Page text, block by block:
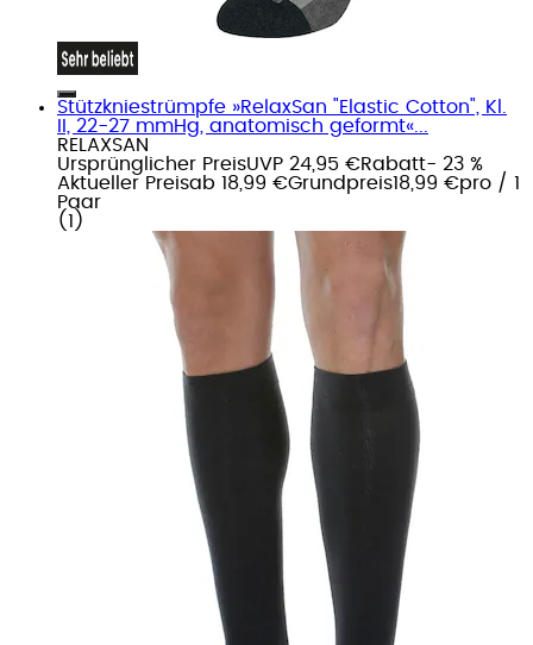
Stützkniestrümpfe »RelaxSan "Elastic Cotton", Kl.
II, 22-27 mmHg, anatomisch geformt«...
RELAXSAN
Ursprünglicher PreisUVP 24,95 €Rabatt- 23 %
Aktueller Preisab 18,99 €Grundpreis18,99 €pro / 1
Paar
( 1 )